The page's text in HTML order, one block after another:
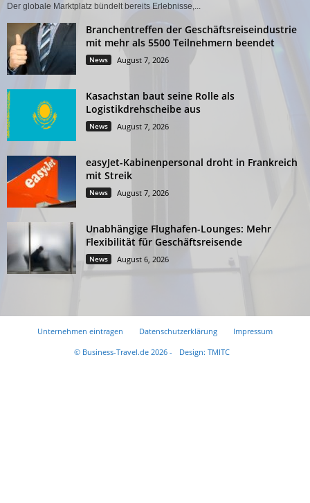
Der globale Marktplatz bündelt bereits Erlebnisse,...
Branchentreffen der Geschäftsreiseindustrie
mit mehr als 5500 Teilnehmern beendet
News August 7, 2026
Kasachstan baut seine Rolle als
Logistikdrehscheibe aus
News August 7, 2026
easyJet-Kabinenpersonal droht in Frankreich
mit Streik
News August 7, 2026
Unabhängige Flughafen-Lounges: Mehr
Flexibilität für Geschäftsreisende
News August 6, 2026
Unternehmen eintragen Datenschutzerklärung
Impressum
© Business-Travel.de 2026 -
Design: TMITC